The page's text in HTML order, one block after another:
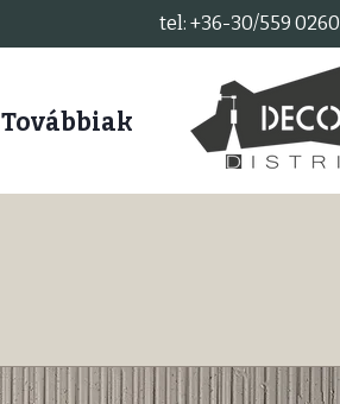
tel: +36-30/559 0260
Továbbiak